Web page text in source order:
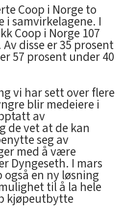
Coop i Norge to
i samvirkelagene. I
Coop i Norge 107
disse er 35 prosent
57 prosent under 40
vi har sett over flere
blir medeiere i
av
de vet at de kan
seg av
med å være
Dyngeseth. I mars
en ny løsning
til å la hele
kjøpeutbytte